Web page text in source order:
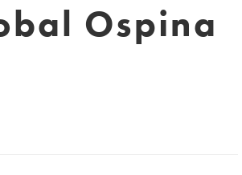
Ospina